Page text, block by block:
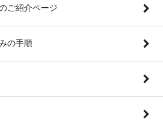
ご紹介ページ
の手順